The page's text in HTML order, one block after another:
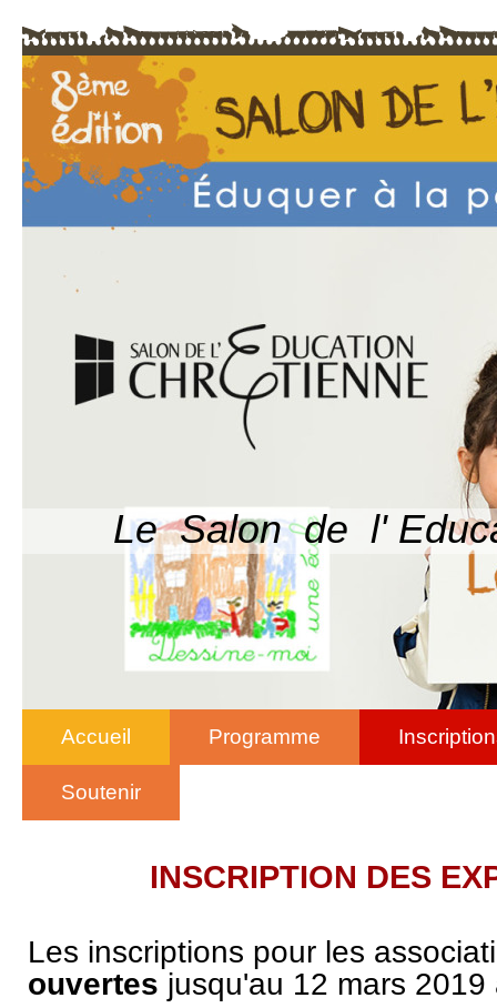
Le Salon de l'
Accueil Programme
Soutenir
INSCRIPTION DES
Les inscriptions pour les
ouvertes jusqu'au 12 mars 2019